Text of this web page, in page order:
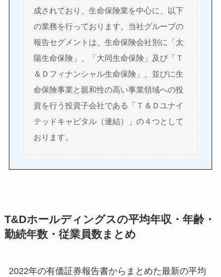
成されており、生命保険業を中心に、以下
の業務を行っております。当社グループの
報告セグメントは、生命保険会社別に「太
陽生命保険」、「大同生命保険」及び「Ｔ
＆Ｄフィナンシャル生命保険」、並びに生
命保険事業と親和性の高い事業領域への投
資を行う投資子会社である「Ｔ＆Ｄユナイ
テッドキャピタル（連結）」の４つとして
おります。
T&Dホールディングスの平均年収・年齢・
勤続年数・従業員数まとめ
2022年の有価証券報告書からまとめた最新の平均